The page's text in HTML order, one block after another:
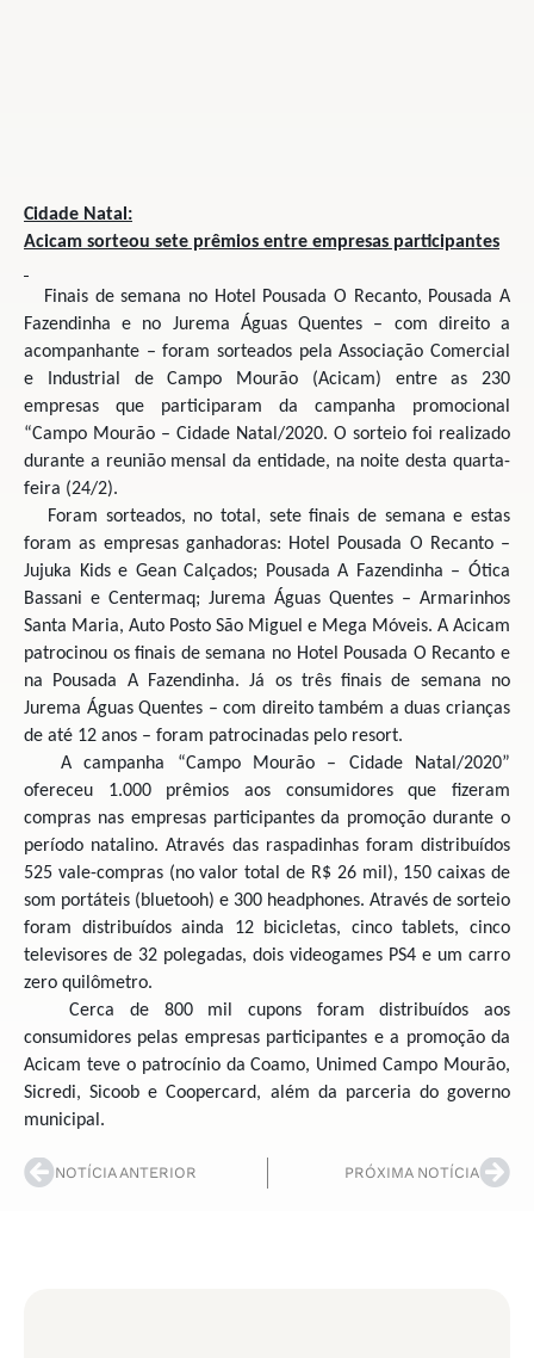
Cidade Natal:
Acicam sorteou sete prêmios entre empresas participantes
Finais de semana no Hotel Pousada O Recanto, Pousada A
Fazendinha e no Jurema Águas Quentes – com direito a
acompanhante – foram sorteados pela Associação Comercial
e Industrial de Campo Mourão (Acicam) entre as 230
empresas que participaram da campanha promocional
“Campo Mourão – Cidade Natal/2020. O sorteio foi realizado
durante a reunião mensal da entidade, na noite desta quarta-
feira (24/2).
Foram sorteados, no total, sete finais de semana e estas
foram as empresas ganhadoras: Hotel Pousada O Recanto –
Jujuka Kids e Gean Calçados; Pousada A Fazendinha – Ótica
Bassani e Centermaq; Jurema Águas Quentes – Armarinhos
Santa Maria, Auto Posto São Miguel e Mega Móveis. A Acicam
patrocinou os finais de semana no Hotel Pousada O Recanto e
na Pousada A Fazendinha. Já os três finais de semana no
Jurema Águas Quentes – com direito também a duas crianças
de até 12 anos – foram patrocinadas pelo resort.
A campanha “Campo Mourão – Cidade Natal/2020”
ofereceu 1.000 prêmios aos consumidores que fizeram
compras nas empresas participantes da promoção durante o
período natalino. Através das raspadinhas foram distribuídos
525 vale-compras (no valor total de R$ 26 mil), 150 caixas de
som portáteis (bluetooh) e 300 headphones. Através de sorteio
foram distribuídos ainda 12 bicicletas, cinco tablets, cinco
televisores de 32 polegadas, dois videogames PS4 e um carro
zero quilômetro.
Cerca de 800 mil cupons foram distribuídos aos
consumidores pelas empresas participantes e a promoção da
Acicam teve o patrocínio da Coamo, Unimed Campo Mourão,
Sicredi, Sicoob e Coopercard, além da parceria do governo
municipal.
NOTÍCIA ANTERIOR PRÓXIMA NOTÍCIA